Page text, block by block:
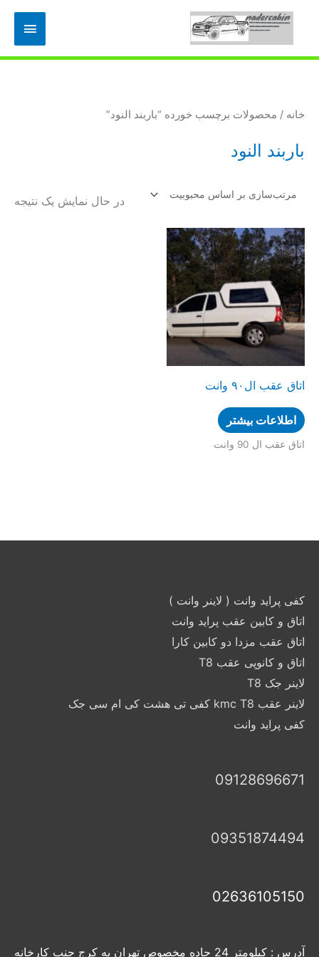
اصلی
خانه / محصولات برچسب خورده “باربند النود”
باربند النود
در حال نمایش یک نتیجه
اتاق عقب ال۹۰ وانت
اطلاعات بیشتر
اتاق عقب ال 90 وانت
کفی پراید وانت ( لاینر وانت )
اتاق و کابین عقب پراید وانت
اتاق عقب مزدا دو کابین کارا
اتاق و کانوپی عقب T8
لاینر جک T8
لاینر عقب kmc T8 کفی تی هشت کی ام سی جک
کفی پراید وانت
09128696671
09351874494
02636105150
آدرس : کیلومتر 24 جاده مخصوص تهران به کرج جنب کارخانه